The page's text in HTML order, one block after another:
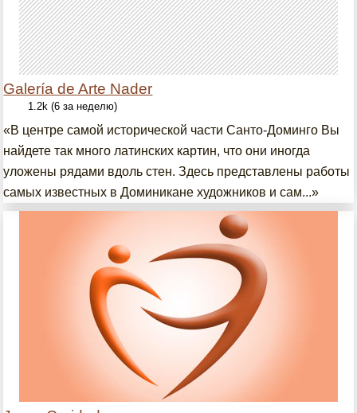
Galería de Arte Nader
1.2k (6 за неделю)
«В центре самой исторической части Санто-Доминго Вы
найдете так много латинских картин, что они иногда
уложены рядами вдоль стен. Здесь представлены работы
самых известных в Доминикане художников и сам...»